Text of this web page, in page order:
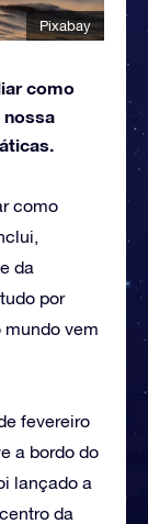
Pixabay
como
nossa
como
da
por
vem
fevereiro
a bordo do
lançado a
da